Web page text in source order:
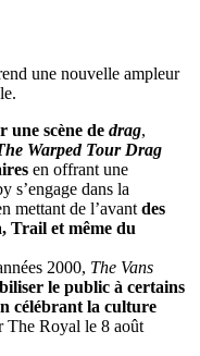
une nouvelle ampleur
une scène de drag,
Warped Tour Drag
en offrant une
s’engage dans la
mettant de l’avant des
Trail et même du
2000, The Vans
le public à certains
célébrant la culture
The Royal le 8 août